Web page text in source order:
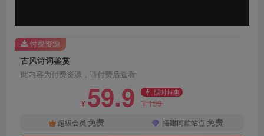
古风诗词鉴赏
此内容为付费资源，请付费后查看
¥ 59.9 限时特惠
¥199
超级会员 免费 搭建同款站点 免费
付费资源